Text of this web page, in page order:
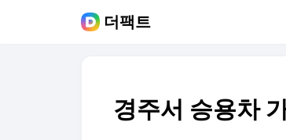
더팩트
경주서 승용차